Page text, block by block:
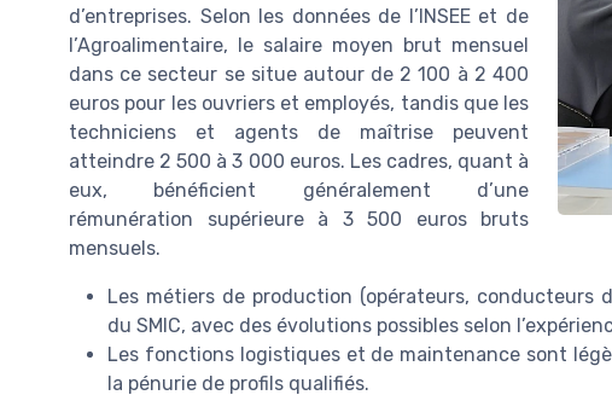
d’entreprises. Selon les données de l’INSEE et de
l’Agroalimentaire, le salaire moyen brut mensuel
dans ce secteur se situe autour de 2 100 à 2 400
euros pour les ouvriers et employés, tandis que les
techniciens et agents de maîtrise peuvent
atteindre 2 500 à 3 000 euros. Les cadres, quant à
eux, bénéficient généralement d’une
rémunération supérieure à 3 500 euros bruts
mensuels.
Les métiers de production (opérateurs, conducteurs
du SMIC, avec des évolutions possibles selon
Les fonctions logistiques et de maintenance sont
la pénurie de profils qualifiés.